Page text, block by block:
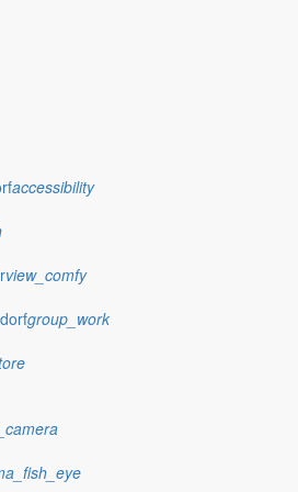
accessibility
view_comfy
group_work